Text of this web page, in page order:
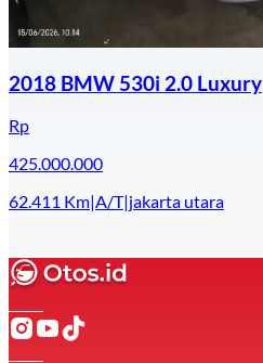
2018 BMW 530i 2.0 Luxury
Rp
425.000.000
62.411 Km|A/T|jakarta utara